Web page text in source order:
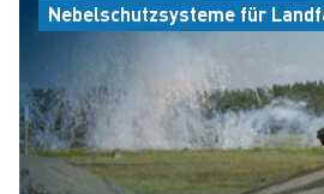
Nebelschutzsysteme für